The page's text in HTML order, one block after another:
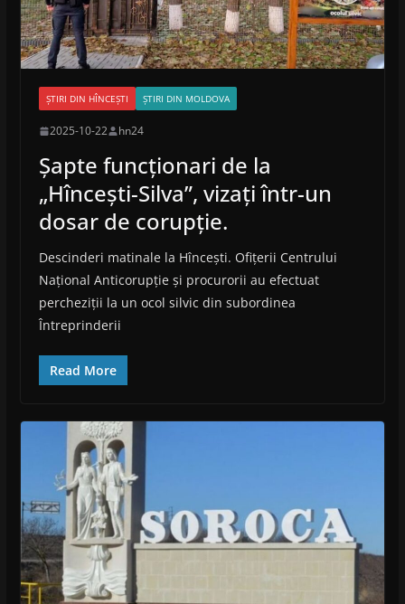
ȘTIRI DIN HÎNCEȘTI ȘTIRI DIN MOLDOVA
2025-10-22 hn24
Șapte funcționari de la
„Hîncești-Silva”, vizați într-un
dosar de corupție.
Descinderi matinale la Hîncești. Ofițerii Centrului
Național Anticorupție și procurorii au efectuat
percheziții la un ocol silvic din subordinea
Întreprinderii
Read More